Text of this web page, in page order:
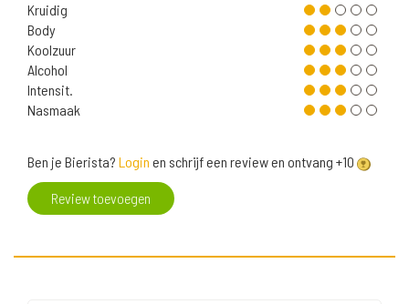
Kruidig
Body
Koolzuur
Alcohol
Intensit.
Nasmaak
Ben je Bierista? Login en schrijf een review en ontvang +10
Review toevoegen